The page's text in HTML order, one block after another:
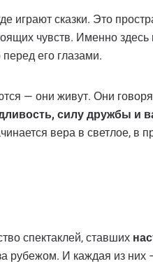
играют сказки. Это
чувств. Именно
его глазами.
— они живут. Они
силу дружбы и
вера в светлое, в
спектаклей, ставших
рубежом. И каждая из них